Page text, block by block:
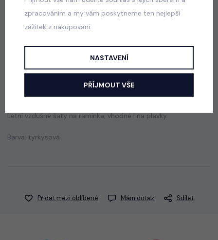
Luxury Smaragd dress - luxusní dívčí šaty
skladem
Letní vzdušné šaty na ramínka, vhodné i na plavky.
Barva: tyrkysová
Přidat mezi oblíbené Mám dotaz Sdílet
zpracováním a my vám poskytneme ten nejlepší
zážitek z nakupování.
NASTAVENÍ
PŘÍJMOUT VŠE